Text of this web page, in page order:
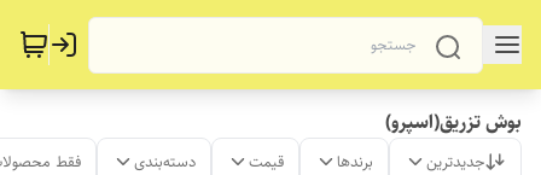
بوش تزریق(اسپرو)
جدیدترین برندها قیمت دسته‌بندی فقط